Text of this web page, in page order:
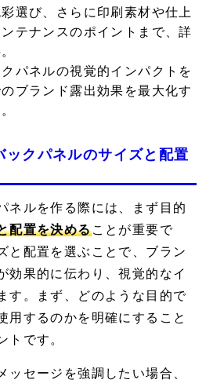
選び、さらに印刷素材や仕上
テナンスのポイントまで、詳
パネルの視覚的インパクトを
ブランド露出効果を最大化す
ックパネルのサイズと配置
ネルを作る際には、まず目的
配置を決めることが重要で
と配置を選ぶことで、ブラン
効果的に伝わり、視覚的なイ
す。まず、どのような目的で
用するのかを明確にすること
トです。
ッセージを強調したい場合、